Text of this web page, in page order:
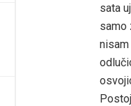
sata
samo